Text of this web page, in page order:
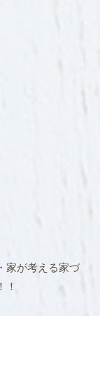
家が考える家づ
！